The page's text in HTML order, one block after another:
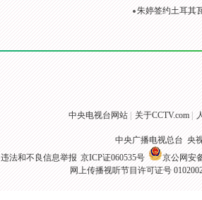
朱婷签约土耳其
中央电视台网站 关于CCTV.com
中央广播电视总台 央
违法和不良信息举报 京ICP证060535号
京公网安
网上传播视听节目许可证号